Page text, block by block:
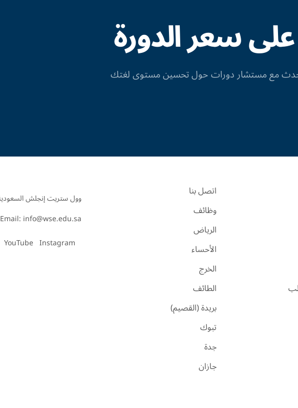
سعر الدورة
مع مستشار دورات حول تحسين مستوى لغتك
اتصل بنا
وظائف
الرياض
الأحساء
الخرج
الطائف
بريدة (القصيم)
تبوك
جدة
جازان
Email: info@wse.edu.sa
Instagram
YouTube